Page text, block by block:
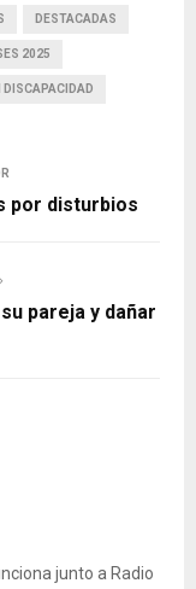
DESTACADAS
2025
DISCAPACIDAD
por disturbios
pareja y dañar
junto a Radio